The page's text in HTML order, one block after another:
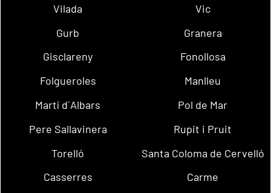
Vilada
Vic
Gurb
Granera
Gisclareny
Fonollosa
Folgueroles
Manlleu
Martí d´Albars
Pol de Mar
Pere Sallavinera
Rupit i Pruit
Torelló
Santa Coloma de Cervelló
Casserres
Carme